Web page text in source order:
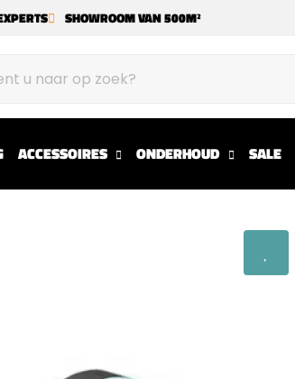
SHOWROOM VAN 500M²
ACCESSOIRES ONDERHOUD SALE